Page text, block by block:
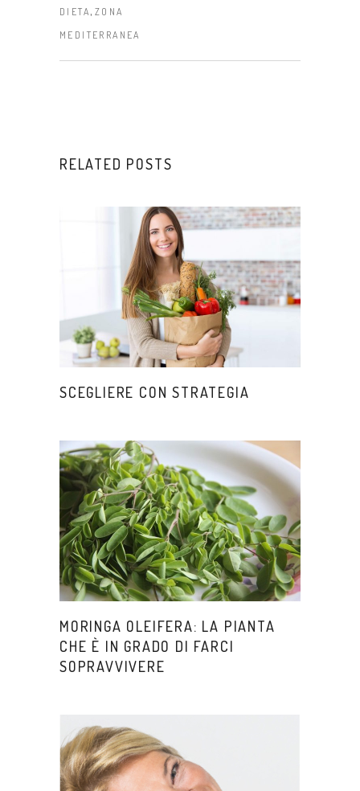
DIETA , ZONA
MEDITERRANEA
RELATED POSTS
SCEGLIERE CON STRATEGIA
MORINGA OLEIFERA: LA PIANTA
CHE È IN GRADO DI FARCI
SOPRAVVIVERE